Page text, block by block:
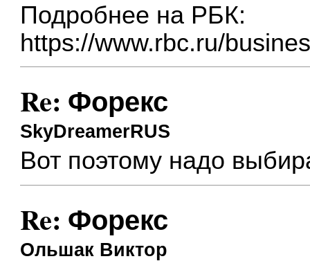
Подробнее на РБК:
https://www.rbc.ru/
Re: Форекс
SkyDreamerRUS
Вот поэтому надо
Re: Форекс
Ольшак Виктор